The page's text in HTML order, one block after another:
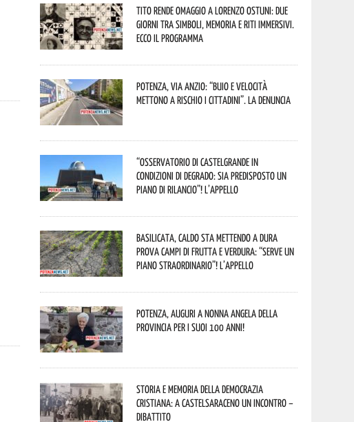
Tito rende omaggio a Lorenzo Ostuni: due
giorni tra simboli, memoria e riti immersivi.
Ecco il programma
Potenza, Via Anzio: “Buio e velocità
mettono a rischio i cittadini”. La denuncia
“Osservatorio di Castelgrande in
condizioni di degrado: sia predisposto un
piano di rilancio”! L’appello
Basilicata, caldo sta mettendo a dura
prova campi di frutta e verdura: “Serve un
piano straordinario”! L’appello
Potenza, auguri a nonna Angela della
provincia per i suoi 100 anni!
Storia e memoria della Democrazia
Cristiana: a Castelsaraceno un incontro –
dibattito